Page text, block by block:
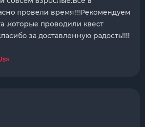
провели время!!!Рекомендуем
,которые проводили квест
за доставленную радость!!!!